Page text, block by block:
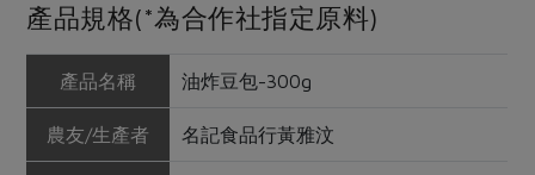
產品規格(*為合作社指定原料)
產品名稱 油炸豆包-300g
農友/生產者 名記食品行黃雅汶